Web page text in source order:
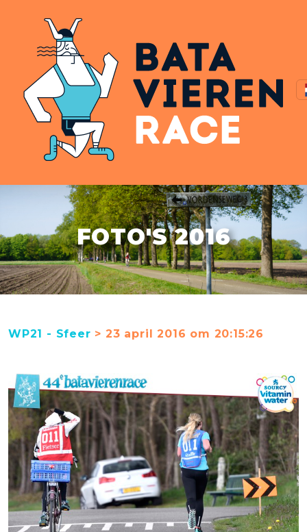
FOTO'S 2016
WP21 - Sfeer > 23 april 2016 om 20:15:26